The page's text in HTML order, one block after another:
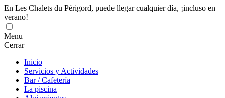
En Les Chalets du Périgord, puede llegar cualquier día, ¡incluso en
verano!
Menu
Cerrar
Inicio
Servicios y Actividades
Bar / Cafetería
La piscina